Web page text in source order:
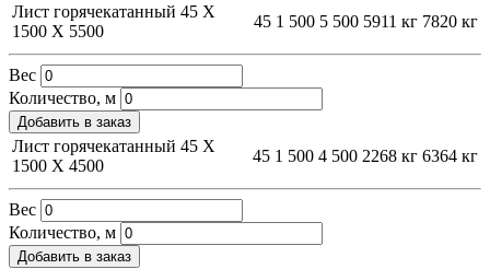
Лист горячекатанный 45 Х
1500 Х 5500
45 1 500 5 500 5911 кг 7820 кг
Вес
Количество, м
Добавить в заказ
Лист горячекатанный 45 Х
1500 Х 4500
45 1 500 4 500 2268 кг 6364 кг
Вес
Количество, м
Добавить в заказ